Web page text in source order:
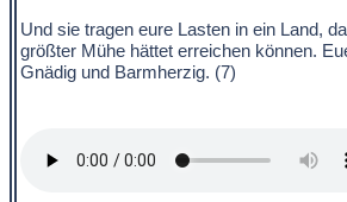
Und sie tragen eure Lasten in ein Land,
größter Mühe hättet erreichen können.
Gnädig und Barmherzig. (7)